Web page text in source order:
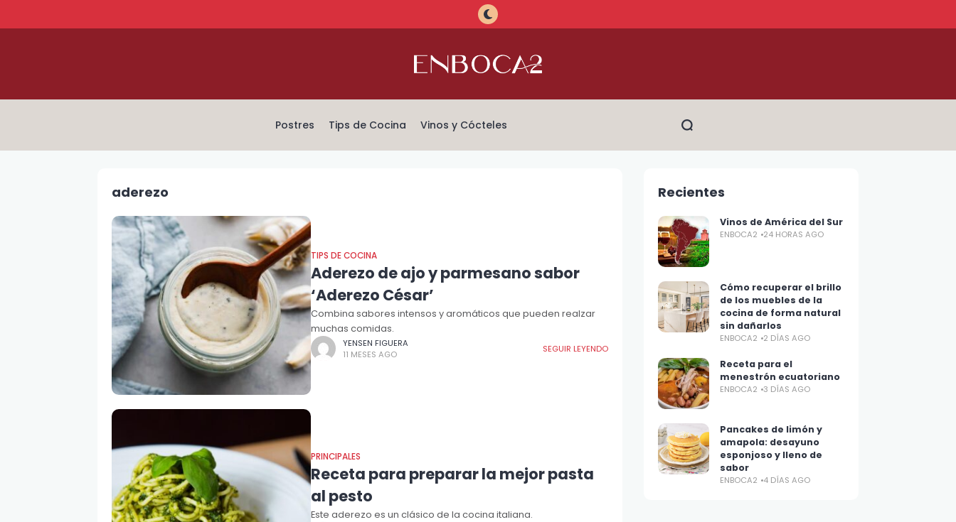
Postres Tips de Cocina Vinos y Cócteles
aderezo
TIPS DE COCINA
Aderezo de ajo y parmesano sabor
‘Aderezo César’
Combina sabores intensos y aromáticos que pueden realzar
muchas comidas.
YENSEN FIGUERA
11 MESES AGO
SEGUIR LEYENDO
PRINCIPALES
Receta para preparar la mejor pasta
al pesto
Este aderezo es un clásico de la cocina italiana.
Recientes
Vinos de América del Sur
ENBOCA2 24 HORAS AGO
Cómo recuperar el brillo
de los muebles de la
cocina de forma natural
sin dañarlos
ENBOCA2 2 DÍAS AGO
Receta para el
menestrón ecuatoriano
ENBOCA2 3 DÍAS AGO
Pancakes de limón y
amapola: desayuno
esponjoso y lleno de
sabor
ENBOCA2 4 DÍAS AGO